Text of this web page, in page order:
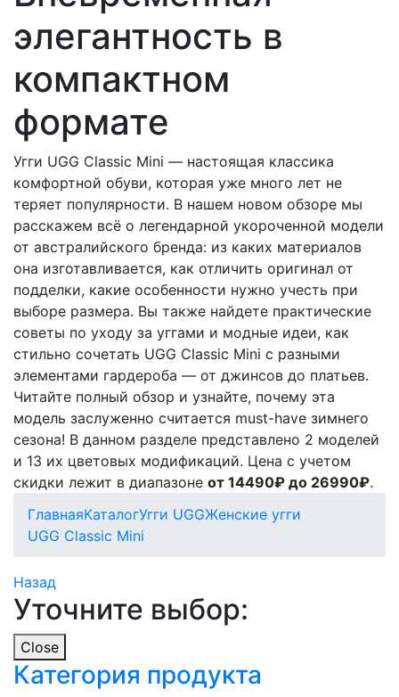
элегантность в
компактном
формате
Угги UGG Classic Mini — настоящая классика
комфортной обуви, которая уже много лет не
теряет популярности. В нашем новом обзоре мы
расскажем всё о легендарной укороченной модели
от австралийского бренда: из каких материалов
она изготавливается, как отличить оригинал от
подделки, какие особенности нужно учесть при
выборе размера. Вы также найдете практические
советы по уходу за уггами и модные идеи, как
стильно сочетать UGG Classic Mini с разными
элементами гардероба — от джинсов до платьев.
Читайте полный обзор и узнайте, почему эта
модель заслуженно считается must-have зимнего
сезона! В данном разделе представлено 2 моделей
и 13 их цветовых модификаций. Цена с учетом
скидки лежит в диапазоне от 14490₽ до 26990₽.
ГлавнаяКаталогУгги UGGЖенские угги
UGG Classic Mini
Назад
Уточните выбор:
Close
Категория продукта